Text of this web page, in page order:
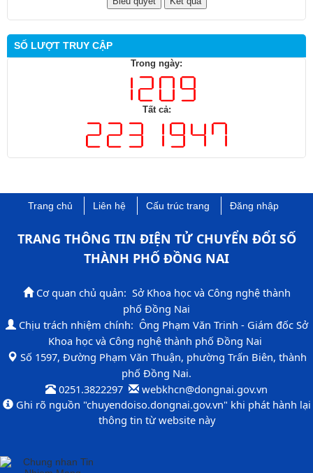
SỐ LƯỢT TRUY CẬP
Trong ngày:
Tất cả:
Trang chủ Liên hệ Cấu trúc trang Đăng nhập
TRANG THÔNG TIN ĐIỆN TỬ CHUYỂN ĐỔI SỐ
THÀNH PHỐ ĐỒNG NAI​
Cơ quan chủ quản: Sở Khoa học và Công nghệ thành
phố Đồng Nai
Chịu trách nhiệm chính: Ông Phạm Văn Trinh - Giám đốc Sở
Khoa học và Công nghệ thành phố Đồng Nai
​Số 1597, Đường Phạm Văn Thuận, phường Trấn Biên, thành
phố Đồng Nai.​
0251.3822297 ​
​ webkhcn​​@dongnai.gov.vn​
​Ghi rõ nguồn "chuyendoiso​.dongnai.gov.vn" khi phát hành lại
thông tin từ website này​